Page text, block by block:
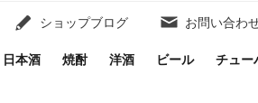
ショップブログ お問い合わ
日本酒 焼酎 洋酒 ビール チュー